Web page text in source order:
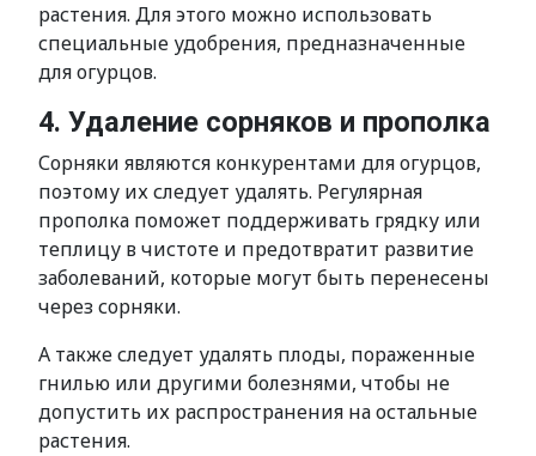
растения. Для этого можно использовать
специальные удобрения, предназначенные
для огурцов.
4. Удаление сорняков и прополка
Сорняки являются конкурентами для огурцов,
поэтому их следует удалять. Регулярная
прополка поможет поддерживать грядку или
теплицу в чистоте и предотвратит развитие
заболеваний, которые могут быть перенесены
через сорняки.
А также следует удалять плоды, пораженные
гнилью или другими болезнями, чтобы не
допустить их распространения на остальные
растения.